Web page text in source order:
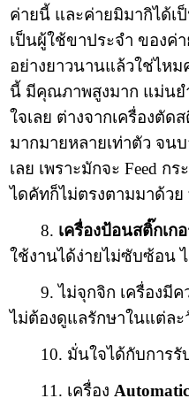
ค่ายนี้ และค่ายมิมากิได้เ
เป็นผู้ใช้ขาประจำ ของค่
อย่างยาวนานแล้วใช่ไห
นี้ มีคุณภาพสูงมาก แม่นย
ใจเลย ต่างจากเครื่องตัด
มากมายหลายเท่าตัว จน
เลย เพราะมักจะ Feed ก
ไดคัทก็ไม่ตรงตามมาด้วย
8. เครื่องป้อนสติ๊กเก
ใช้งานได้ง่ายไม่ซับซ้อน
9. ไม่จุกจิก เครื่องมี
ไม่ต้องดูแลรักษาในแต่ละ
10. มั่นใจได้กับการ
11. เครื่อง